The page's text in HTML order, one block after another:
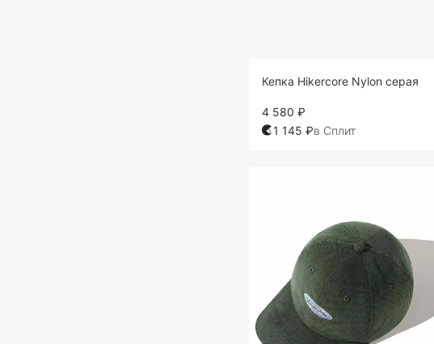
Кепка Hikercore Nylon серая
4 580 ₽
1 145 ₽в Сплит